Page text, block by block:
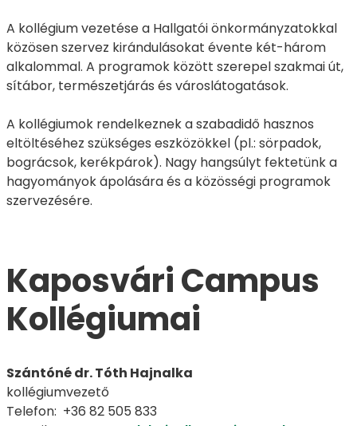
A kollégium vezetése a Hallgatói önkormányzatokkal
közösen szervez kirándulásokat évente két-három
alkalommal. A programok között szerepel szakmai út,
sítábor, természetjárás és városlátogatások.
A kollégiumok rendelkeznek a szabadidő hasznos
eltöltéséhez szükséges eszközökkel (pl.: sörpadok,
bográcsok, kerékpárok). Nagy hangsúlyt fektetünk a
hagyományok ápolására és a közösségi programok
szervezésére.
Kaposvári Campus
Kollégiumai
Szántóné dr. Tóth Hajnalka
kollégiumvezető
Telefon: +36 82 505 833